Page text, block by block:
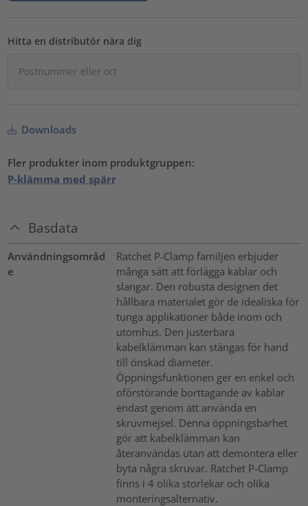
Hitta en distributör nära dig
Downloads
Fler produkter inom produktgruppen:
P-klämma med spärr
Basdata
Användningsområd
e
Ratchet P-Clamp familjen erbjuder
många sätt att förlägga kablar och
slangar. Den robusta designen det
hållbara materialet gör de idealiska för
tunga applikationer både inom och
utomhus. Den justerbara
kabelklämman kan stängas för hand
till önskad diameter.
Öppningsfunktionen ger en enkel och
oförstörande borttagande av kablar
endast genom att använda en
skruvmejsel. Denna öppningsbarhet
gör att kabelklämman kan
återanvändas utan att demontera eller
byta några skruvar. Ratchet P-Clamp
finns i 4 olika storlekar och olika
monteringsalternativ.